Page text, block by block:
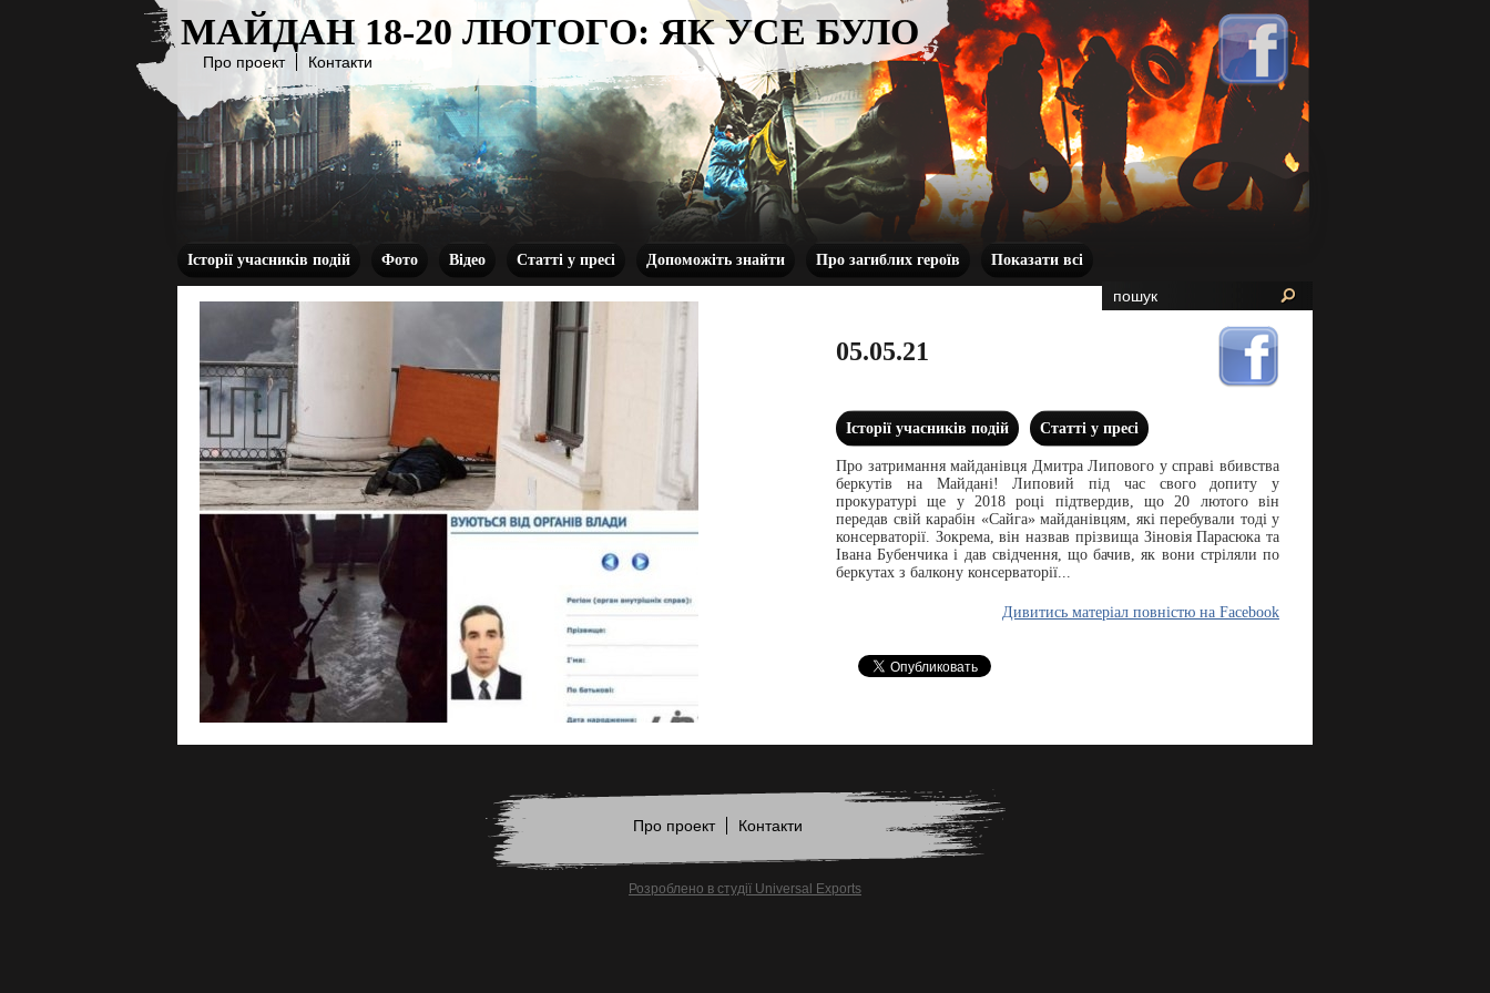
МАЙДАН 18-20 ЛЮТОГО: ЯК УСЕ БУЛО
Про проект Контакти
Історії учасників подій Фото Відео Статті у пресі Допоможіть знайти Про загиблих героїв Показати всі
05.05.21
Історії учасників подій Статті у пресі
Про затримання майданівця Дмитра Липового у справі вбивства
беркутів на Майдані! Липовий під час свого допиту у
прокуратурі ще у 2018 році підтвердив, що 20 лютого він
передав свій карабін «Сайга» майданівцям, які перебували тоді у
консерваторії. Зокрема, він назвав прізвища Зіновія Парасюка та
Івана Бубенчика і дав свідчення, що бачив, як вони стріляли по
беркутах з балкону консерваторії...
Дивитись матеріал повністю на Facebook
Про проект Контакти
Розроблено в студії Universal Exports